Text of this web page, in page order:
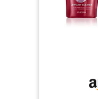
& sans
nettoie en